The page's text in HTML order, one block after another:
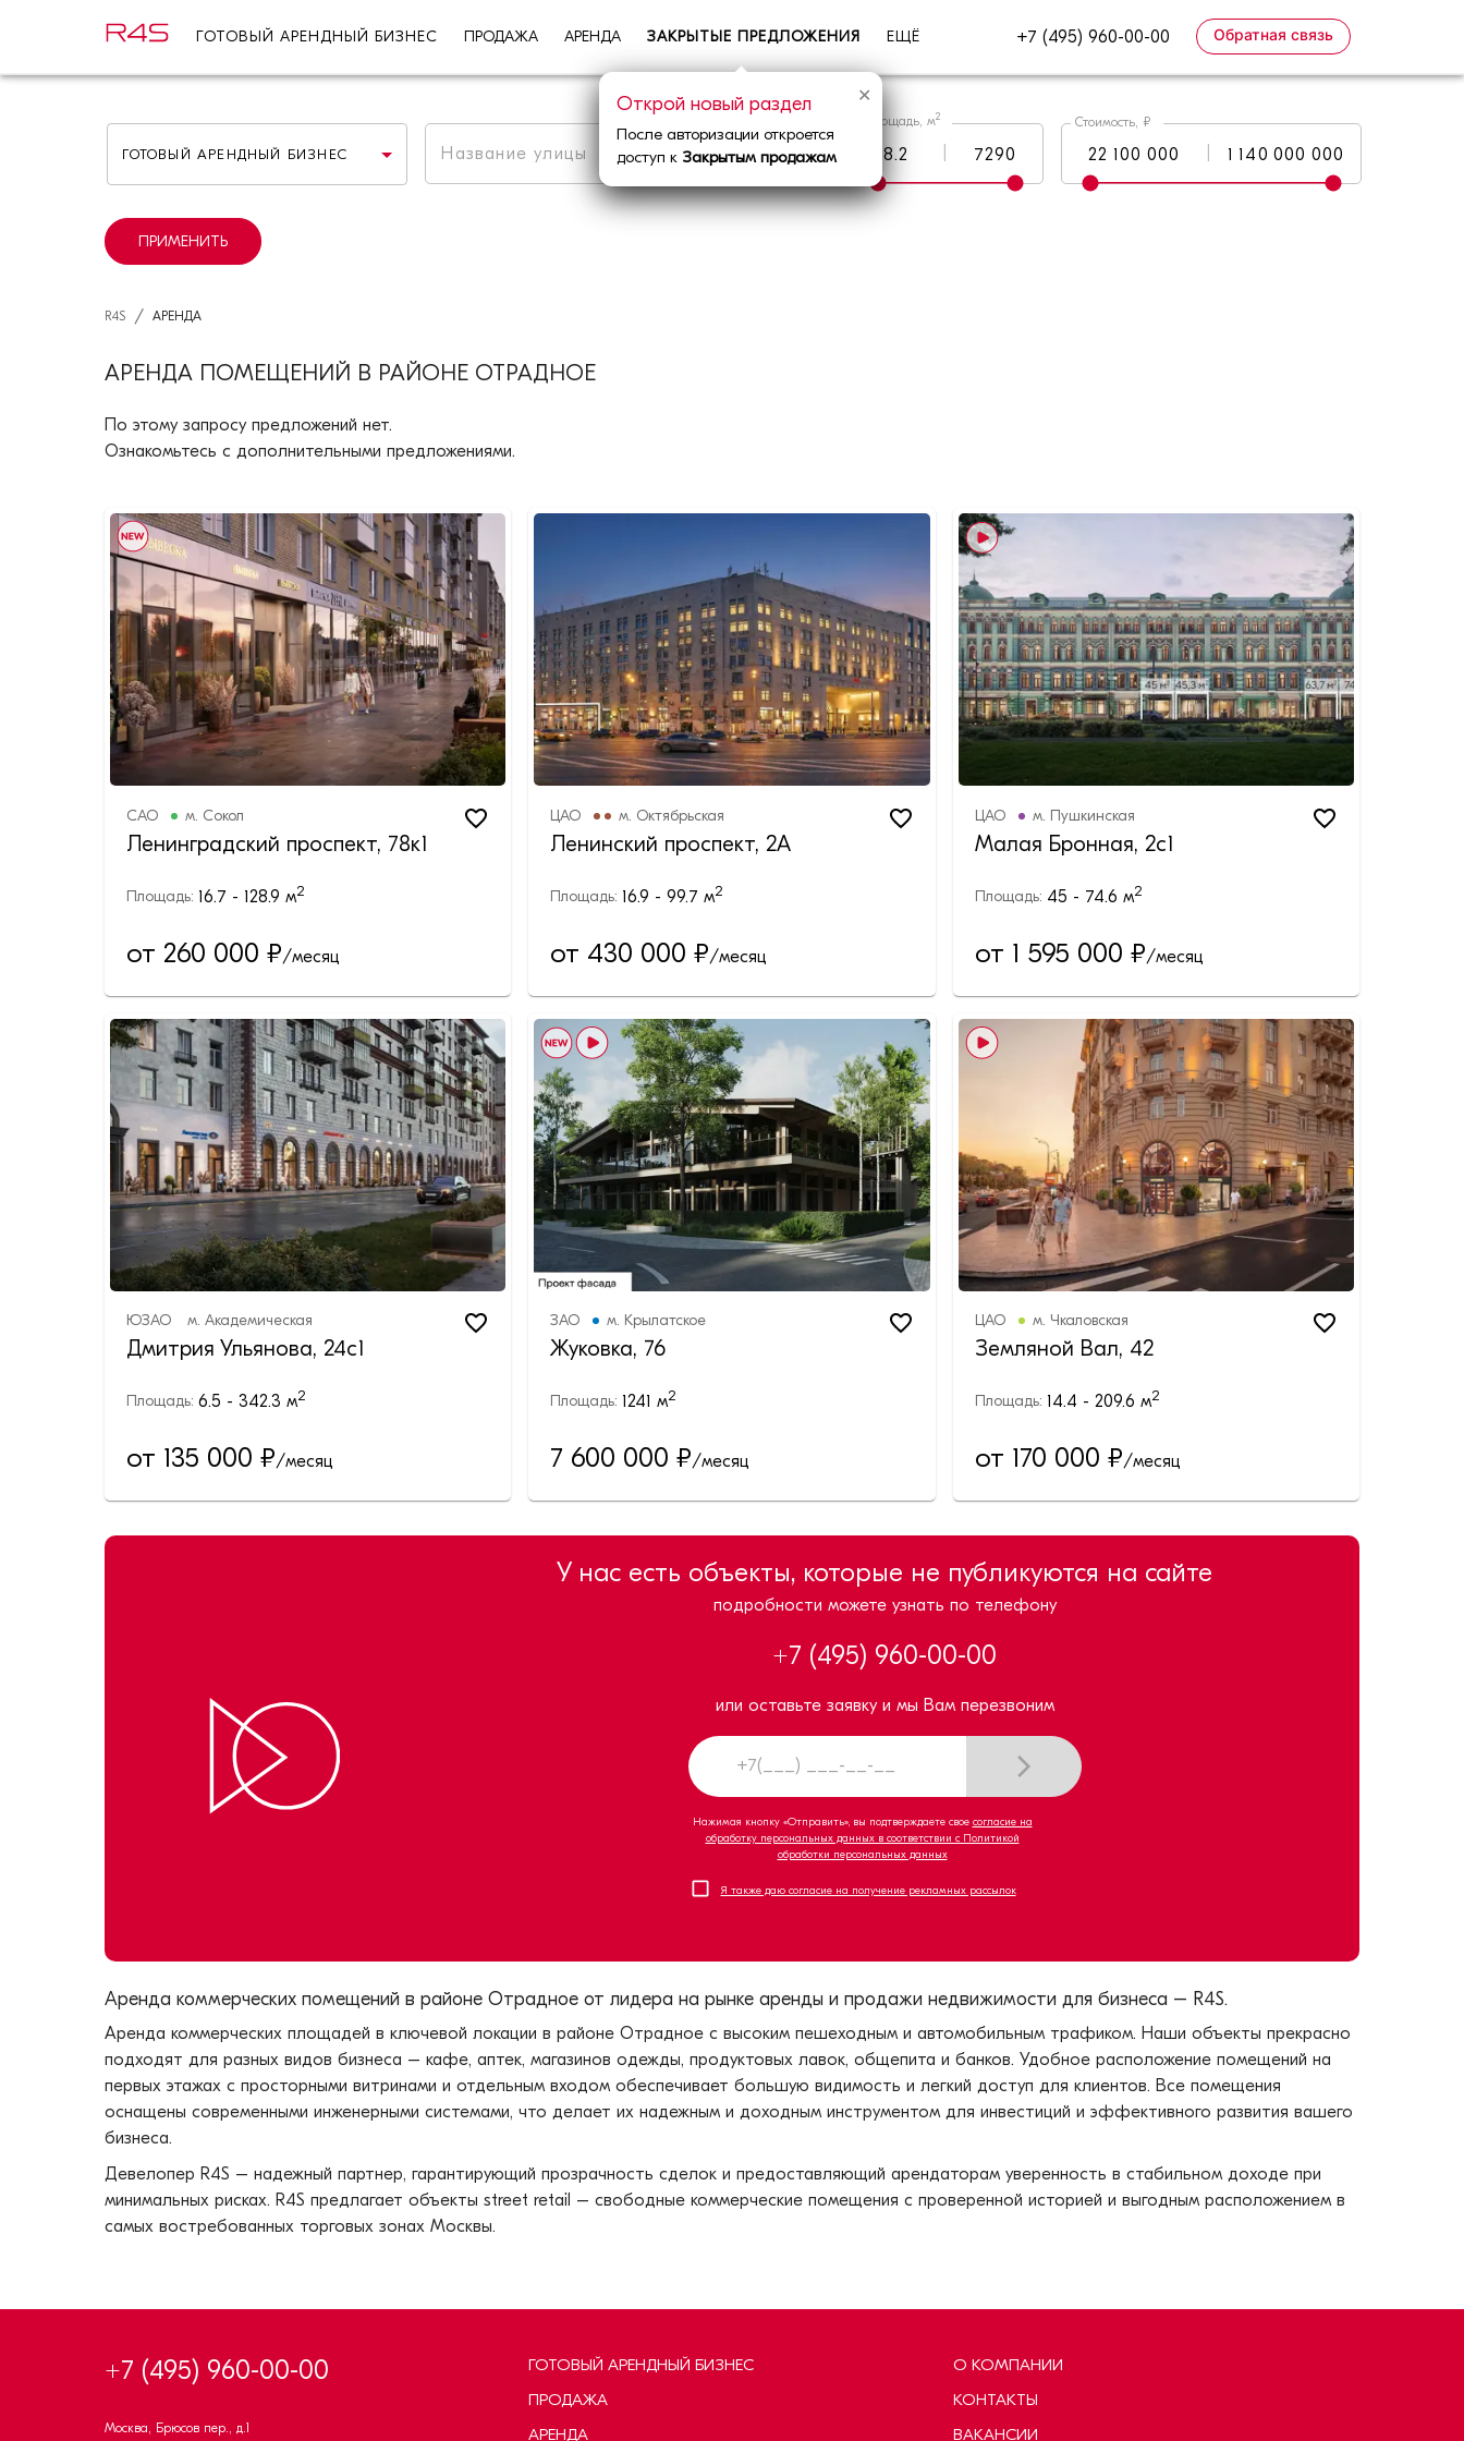
ГОТОВЫЙ АРЕНДНЫЙ БИЗНЕС ПРОДАЖА АРЕНДА ЗАКРЫТЫЕ ПРЕДЛОЖЕНИЯ ЕЩЁ +7 (495) 960-00-00 Обратная связь
ГОТОВЫЙ АРЕНДНЫЙ БИЗНЕС Метро | Округ
Площадь, м2 Стоимость, ₽
ПРИМЕНИТЬ
R4S / АРЕНДА
АРЕНДА ПОМЕЩЕНИЙ В РАЙОНЕ ОТРАДНОЕ
По этому запросу предложений нет.
Ознакомьтесь с дополнительными предложениями.
САО м. Сокол
Ленинградский проспект, 78к1
Площадь: 16.7 - 128.9 м2
от 260 000 ₽/месяц
ЦАО м. Октябрьская
Ленинский проспект, 2А
Площадь: 16.9 - 99.7 м2
от 430 000 ₽/месяц
ЦАО м. Пушкинская
Малая Бронная, 2с1
Площадь: 45 - 74.6 м2
от 1 595 000 ₽/месяц
ЮЗАО м. Академическая
Дмитрия Ульянова, 24с1
Площадь: 6.5 - 342.3 м2
от 135 000 ₽/месяц
ЗАО м. Крылатское
Жуковка, 76
Площадь: 1241 м2
7 600 000 ₽/месяц
ЦАО м. Чкаловская
Земляной Вал, 42
Площадь: 14.4 - 209.6 м2
от 170 000 ₽/месяц
У нас есть объекты, которые не публикуются на сайте
подробности можете узнать по телефону
+7 (495) 960-00-00
или оставьте заявку и мы Вам перезвоним
Нажимая кнопку «Отправить», вы подтверждаете свое согласие на
обработку персональных данных в соответствии с Политикой
обработки персональных данных
Я также даю согласие на получение рекламных рассылок
Аренда коммерческих помещений в районе Отрадное от лидера на рынке аренды и продажи недвижимости для бизнеса – R4S.
Аренда коммерческих площадей в ключевой локации в районе Отрадное с высоким пешеходным и автомобильным трафиком. Наши объекты прекрасно
подходят для разных видов бизнеса – кафе, аптек, магазинов одежды, продуктовых лавок, общепита и банков. Удобное расположение помещений на
первых этажах с просторными витринами и отдельным входом обеспечивает большую видимость и легкий доступ для клиентов. Все помещения
оснащены современными инженерными системами, что делает их надежным и доходным инструментом для инвестиций и эффективного развития вашего
бизнеса.
Девелопер R4S – надежный партнер, гарантирующий прозрачность сделок и предоставляющий арендаторам уверенность в стабильном доходе при
минимальных рисках. R4S предлагает объекты street retail – свободные коммерческие помещения с проверенной историей и выгодным расположением в
самых востребованных торговых зонах Москвы.
+7 (495) 960-00-00
Москва, Брюсов пер., д.1
ГОТОВЫЙ АРЕНДНЫЙ БИЗНЕС
ПРОДАЖА
АРЕНДА
О КОМПАНИИ
КОНТАКТЫ
ВАКАНСИИ
✕
Открой новый раздел
После авторизации откроется
доступ к Закрытым продажам